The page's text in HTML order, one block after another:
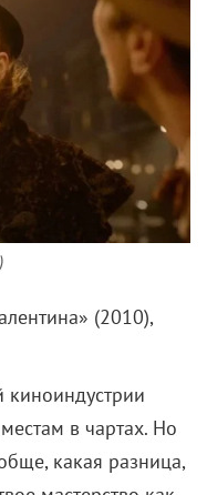
(2010),
в чартах. Но
какая разница,